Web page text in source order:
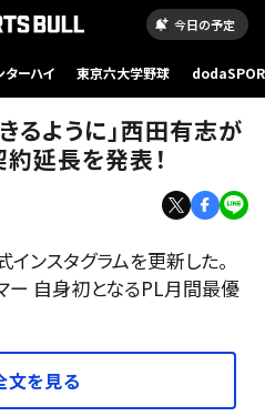
今日の予定
ターハイ 東京六大学野球
るように」西田有志が
延長を発表！
ンスタグラムを更新した。
ー 自身初となるPL月間最優
文を見る